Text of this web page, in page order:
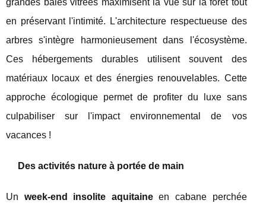
grandes baies vitrées maximisent la vue sur la forêt tout
en préservant l'intimité. L'architecture respectueuse des
arbres s'intègre harmonieusement dans l'écosystème.
Ces hébergements durables utilisent souvent des
matériaux locaux et des énergies renouvelables. Cette
approche écologique permet de profiter du luxe sans
culpabiliser sur l'impact environnemental de vos
vacances !
Des activités nature à portée de main
Un week-end insolite aquitaineen cabane perchée